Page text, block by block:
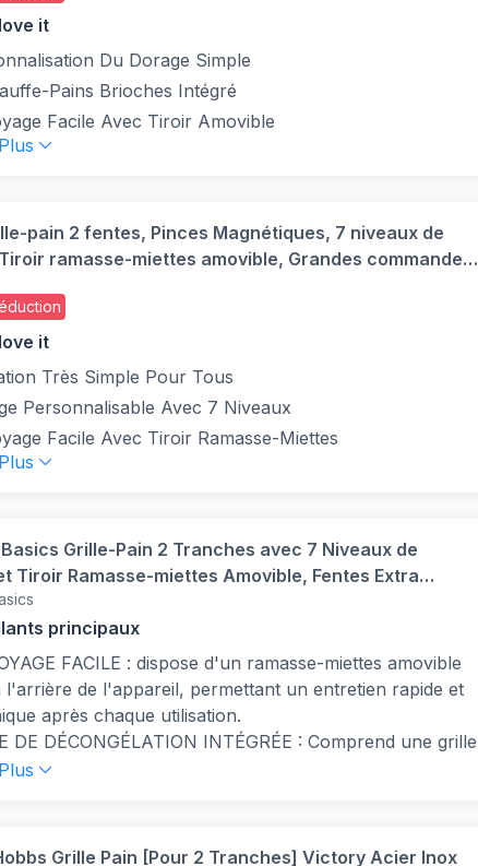
it
Du Dorage Simple
Pains Brioches Intégré
Facile Avec Tiroir Amovible
pain 2 fentes, Pinces Magnétiques, 7 niveaux de
ramasse-miettes amovible, Grandes commandes,
surélévation, Includeo, Noire, TT533811
it
Très Simple Pour Tous
Personnalisable Avec 7 Niveaux
Facile Avec Tiroir Ramasse-Miettes
Grille-Pain 2 Tranches avec 7 Niveaux de
Tiroir Ramasse-miettes Amovible, Fentes Extra
Noir
principaux
FACILE : dispose d'un ramasse-miettes amovible
l'arrière de l'appareil, permettant un entretien rapide et
après chaque utilisation.
DE DÉCONGÉLATION INTÉGRÉE : Comprend une grille
pratique à positionner au-dessus du grille-pain, idéale
À UNE TOUCHE : utilisez facilement le grille-pain
Grille Pain [Pour 2 Tranches] Victory Acier Inox